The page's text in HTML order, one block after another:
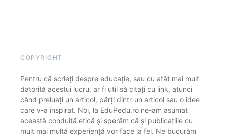
COPYRIGHT
Pentru că scrieți despre educație, sau cu atât mai mult
datorită acestui lucru, ar fi util să citați cu link, atunci
când preluați un articol, părți dintr-un articol sau o idee
care v-a inspirat. Noi, la EduPedu.ro ne-am asumat
această conduită etică și sperăm că și publicațiile cu
mult mai multă experiență vor face la fel. Ne bucurăm